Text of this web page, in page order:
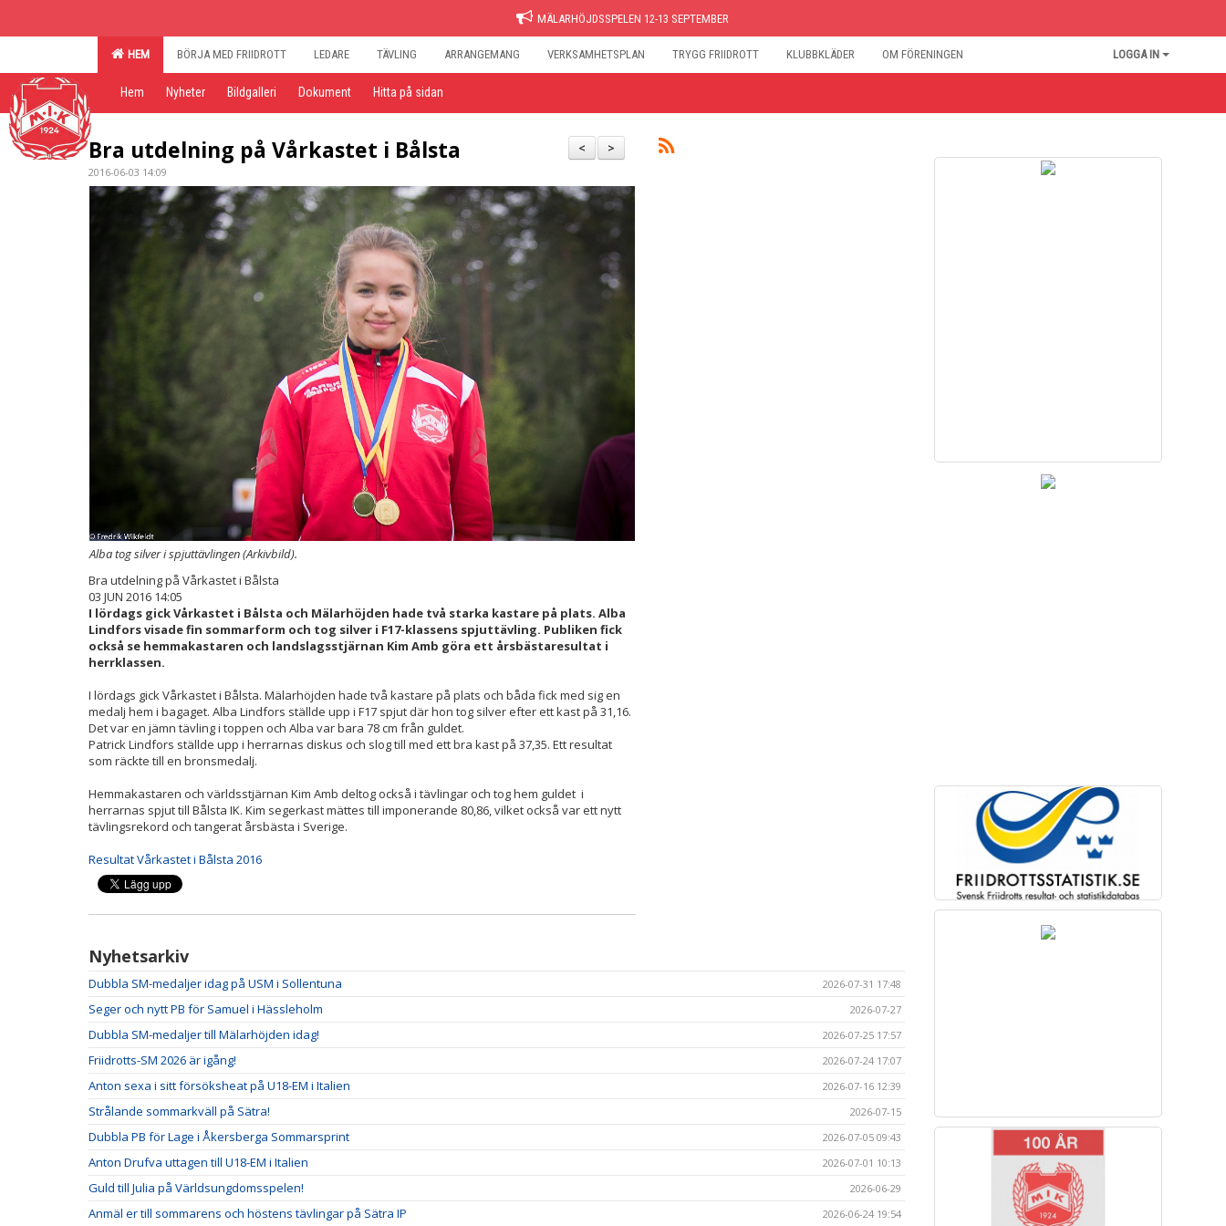
MÄLARHÖJDSSPELEN 12-13 SEPTEMBER
HEM BÖRJA MED FRIIDROTT LEDARE TÄVLING ARRANGEMANG VERKSAMHETSPLAN TRYGG FRIIDROTT KLUBBKLÄDER OM FÖRENINGEN LOGGA IN
Hem Nyheter Bildgalleri Dokument Hitta på sidan
>
<
Bra utdelning på Vårkastet i Bålsta
2016-06-03 14:09
Alba tog silver i spjuttävlingen (Arkivbild).
Bra utdelning på Vårkastet i Bålsta
03 JUN 2016 14:05
I lördags gick Vårkastet i Bålsta och Mälarhöjden hade två starka kastare på plats. Alba
Lindfors visade fin sommarform och tog silver i F17-klassens spjuttävling. Publiken fick
också se hemmakastaren och landslagsstjärnan Kim Amb göra ett årsbästaresultat i
herrklassen.
I lördags gick Vårkastet i Bålsta. Mälarhöjden hade två kastare på plats och båda fick med sig en
medalj hem i bagaget. Alba Lindfors ställde upp i F17 spjut där hon tog silver efter ett kast på 31,16.
Det var en jämn tävling i toppen och Alba var bara 78 cm från guldet.
Patrick Lindfors ställde upp i herrarnas diskus och slog till med ett bra kast på 37,35. Ett resultat
som räckte till en bronsmedalj.
Hemmakastaren och världsstjärnan Kim Amb deltog också i tävlingar och tog hem guldet i
herrarnas spjut till Bålsta IK. Kim segerkast mättes till imponerande 80,86, vilket också var ett nytt
tävlingsrekord och tangerat årsbästa i Sverige.
Resultat Vårkastet i Bålsta 2016
Nyhetsarkiv
Dubbla SM-medaljer idag på USM i Sollentuna 2026-07-31 17:48
Seger och nytt PB för Samuel i Hässleholm 2026-07-27
Dubbla SM-medaljer till Mälarhöjden idag! 2026-07-25 17:57
Friidrotts-SM 2026 är igång! 2026-07-24 17:07
Anton sexa i sitt försöksheat på U18-EM i Italien 2026-07-16 12:39
Strålande sommarkväll på Sätra! 2026-07-15
Dubbla PB för Lage i Åkersberga Sommarsprint 2026-07-05 09:43
Anton Drufva uttagen till U18-EM i Italien 2026-07-01 10:13
Guld till Julia på Världsungdomsspelen! 2026-06-29
Anmäl er till sommarens och höstens tävlingar på Sätra IP 2026-06-24 19:54